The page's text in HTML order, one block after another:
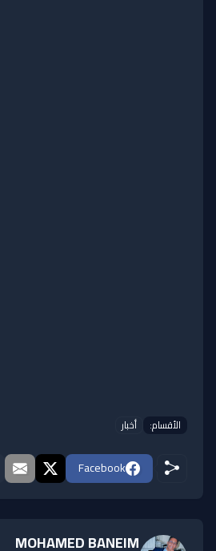
الأقسام: أخبار
Facebook
MOHAMED BANEIM